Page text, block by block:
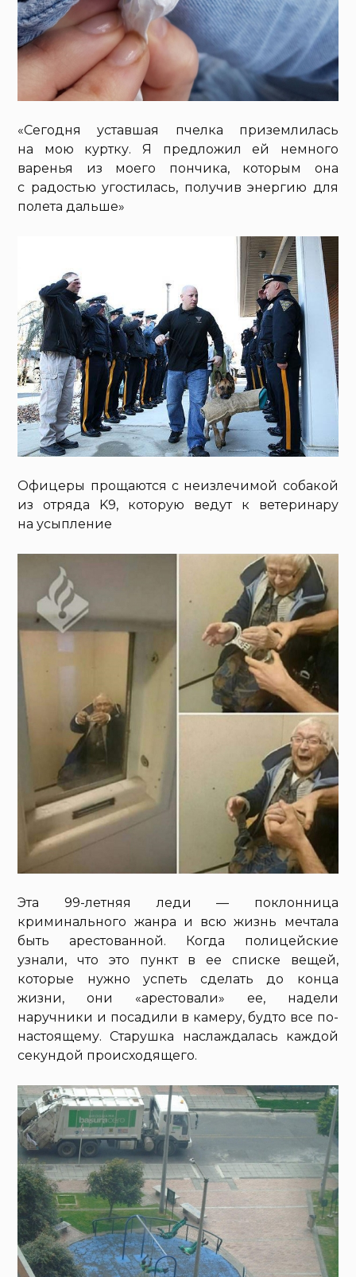
«Сегодня уставшая пчелка приземлилась
на мою куртку. Я предложил ей немного
варенья из моего пончика, которым она
с радостью угостилась, получив энергию для
полета дальше»
Офицеры прощаются с неизлечимой собакой
из отряда K9, которую ведут к ветеринару
на усыпление
Эта 99-летняя леди — поклонница
криминального жанра и всю жизнь мечтала
быть арестованной. Когда полицейские
узнали, что это пункт в ее списке вещей,
которые нужно успеть сделать до конца
жизни, они «арестовали» ее, надели
наручники и посадили в камеру, будто все по-
настоящему. Старушка наслаждалась каждой
секундой происходящего.